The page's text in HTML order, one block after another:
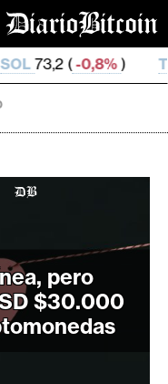
) TRX0,327 11 ( -
pero
$30.000